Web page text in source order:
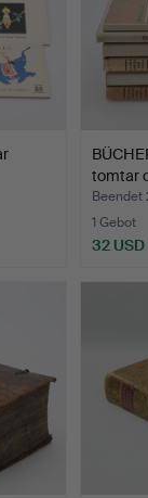
tomtar
Beendet
1 Gebot
32 USD